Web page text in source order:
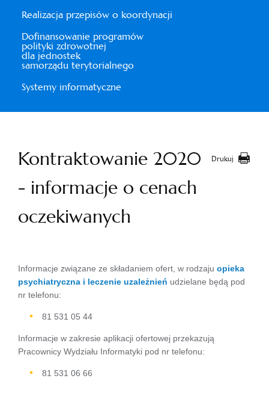
Realizacja przepisów o koordynacji
Dofinansowanie programów
polityki zdrowotnej
dla jednostek
samorządu terytorialnego
Systemy informatyczne
Drukuj
Kontraktowanie 2020
- informacje o cenach
oczekiwanych
Informacje związane ze składaniem ofert, w rodzaju opieka
psychiatryczna i leczenie uzależnień udzielane będą pod
nr telefonu:
81 531 05 44
Informacje w zakresie aplikacji ofertowej przekazują
Pracownicy Wydziału Informatyki pod nr telefonu:
81 531 06 66